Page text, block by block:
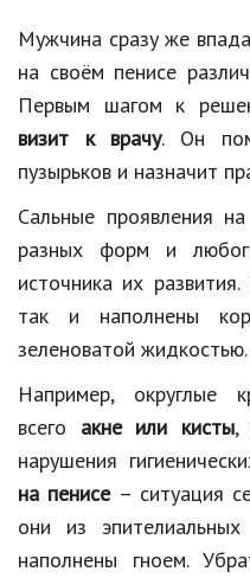
Мужчина сразу же
на своём пенисе
Первым шагом к
визит к врачу. Он
пузырьков и назначит
Сальные проявления
разных форм и
источника их
так и наполнены
зеленоватой жидкостью.
Например,
всего акне или кисты,
нарушения
на пенисе– ситуация
они из
наполнены гноем.